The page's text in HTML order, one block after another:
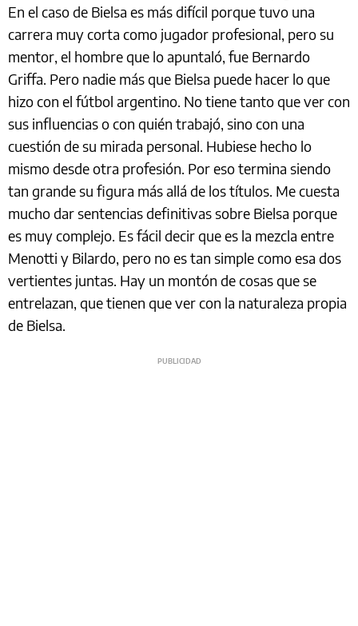
En el caso de Bielsa es más difícil porque tuvo una
carrera muy corta como jugador profesional, pero su
mentor, el hombre que lo apuntaló, fue Bernardo
Griffa. Pero nadie más que Bielsa puede hacer lo que
hizo con el fútbol argentino. No tiene tanto que ver con
sus influencias o con quién trabajó, sino con una
cuestión de su mirada personal. Hubiese hecho lo
mismo desde otra profesión. Por eso termina siendo
tan grande su figura más allá de los títulos. Me cuesta
mucho dar sentencias definitivas sobre Bielsa porque
es muy complejo. Es fácil decir que es la mezcla entre
Menotti y Bilardo, pero no es tan simple como esa dos
vertientes juntas. Hay un montón de cosas que se
entrelazan, que tienen que ver con la naturaleza propia
de Bielsa.